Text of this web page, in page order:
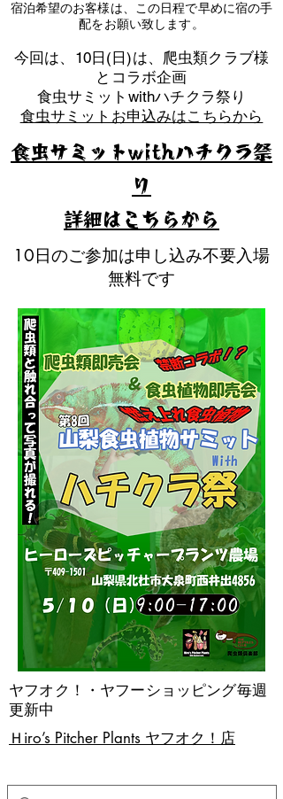
​Ｈiro’s Pitcher Plants ヤフオク！店
ヤフオク！・ヤフーショッピング毎週
更新中
​宿泊希望のお客様は、この日程で早めに宿の手
配をお願い致します。
​今回は、10日(日)は、爬虫類クラブ様
とコラボ企画
​食虫サミットwithハチクラ祭り
食虫サミットお申込みはこちらから
10日のご参加は申し込み不要入場
無料です
食虫サミットwithハチクラ祭
り
​詳細はこちらから